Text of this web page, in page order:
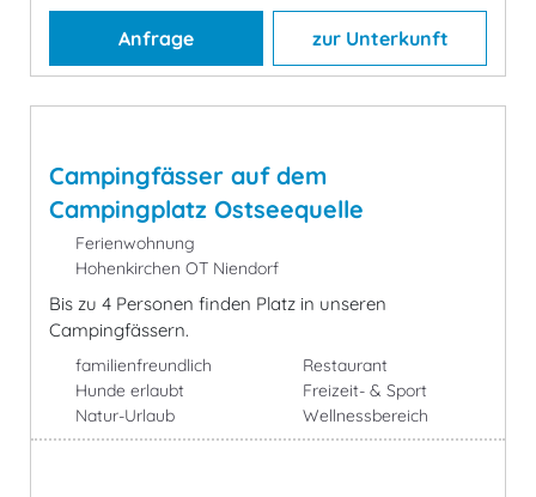
Anfrage zur Unterkunft
Campingfässer auf dem
Campingplatz Ostseequelle
Ferienwohnung
Hohenkirchen OT Niendorf
Bis zu 4 Personen finden Platz in unseren
Campingfässern.
familienfreundlich
Hunde erlaubt
Natur-Urlaub
Restaurant
Freizeit- & Sport
Wellnessbereich